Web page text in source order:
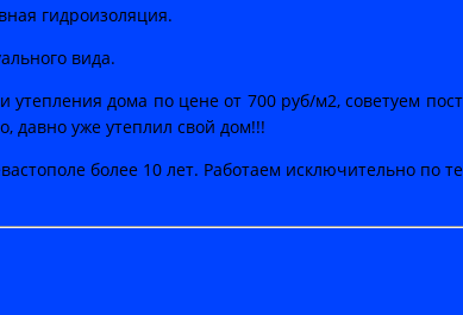
гидроизоляция.
вида.
утепления дома по цене от 700 руб/м2, советуем
давно уже утеплил свой дом!!!
более 10 лет. Работаем исключительно по